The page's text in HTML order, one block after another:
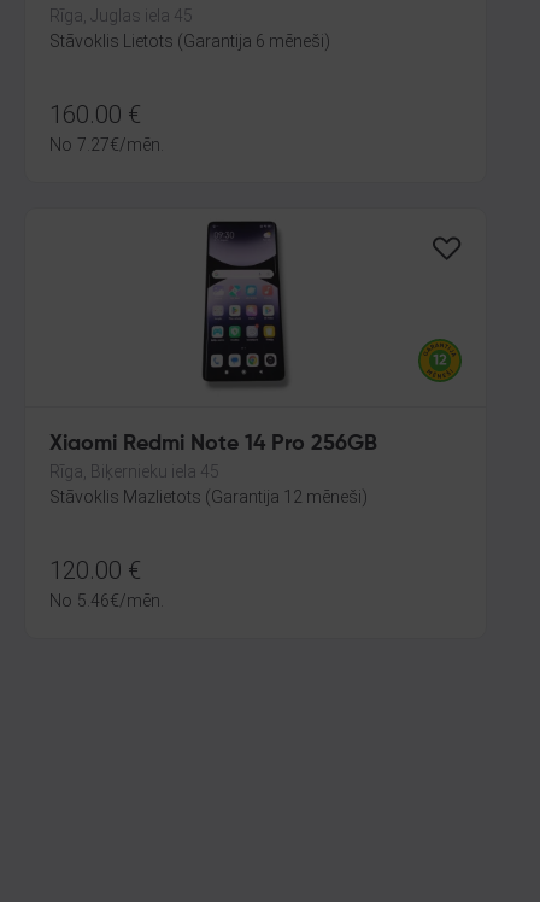
Rīga, Juglas iela 45
Stāvoklis Lietots (Garantija 6 mēneši)
160.00 €
No 7.27€/mēn.
Xiaomi Redmi Note 14 Pro 256GB
Rīga, Biķernieku iela 45
Stāvoklis Mazlietots (Garantija 12 mēneši)
120.00 €
No 5.46€/mēn.